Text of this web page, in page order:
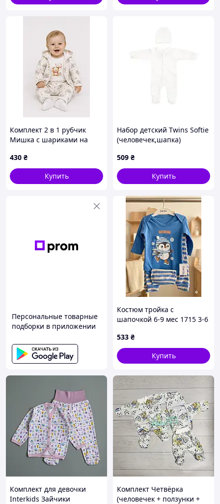
Комплект 2 в 1 рубчик
Мишка с шариками на
430 ₴
Купить
Набор детский Twins Softie
(человечек,шапка)
509 ₴
Купить
Персональные товарные
подборки в приложении
Костюм тройка с
шапочкой 6-9 мес 1715 3-6
533 ₴
Купить
Комплект для девочки
Interkids Зайчики
Комплект Четвёрка
(человечек + ползунки +